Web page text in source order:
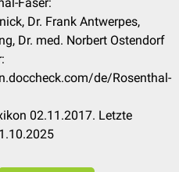
Dr. Frank Antwerpes,
Dr. med. Norbert Ostendorf
de/Rosenthal-
02.11.2017. Letzte